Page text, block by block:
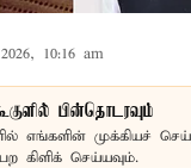
10:16 am
பின்தொடரவும்
எங்களின் முக்கியச்
கிளிக் செய்யவும்.